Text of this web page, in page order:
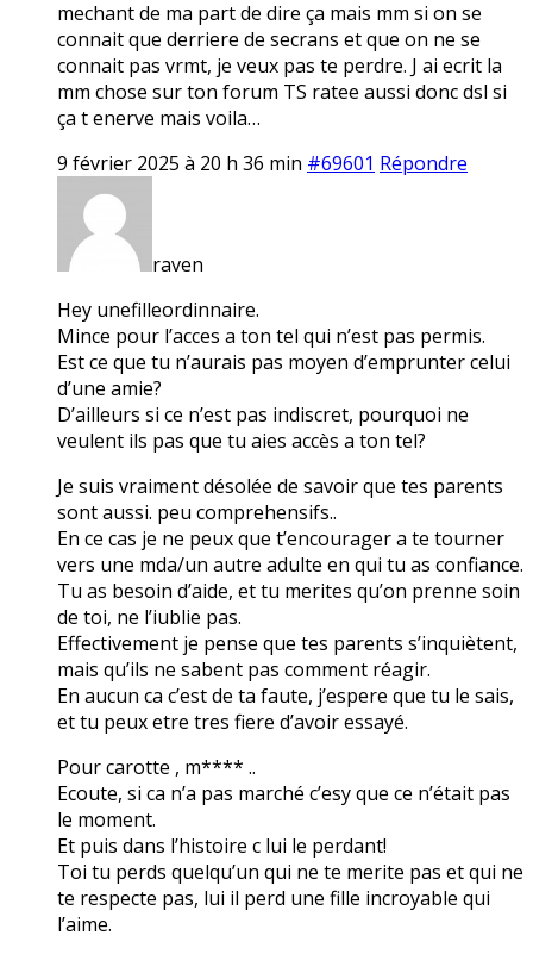
mechant de ma part de dire ça mais mm si on se
connait que derriere de secrans et que on ne se
connait pas vrmt, je veux pas te perdre. J ai ecrit la
mm chose sur ton forum TS ratee aussi donc dsl si
ça t enerve mais voila…
9 février 2025 à 20 h 36 min #69601 Répondre
raven
Hey unefilleordinnaire.
Mince pour l’acces a ton tel qui n’est pas permis.
Est ce que tu n’aurais pas moyen d’emprunter celui
d’une amie?
D’ailleurs si ce n’est pas indiscret, pourquoi ne
veulent ils pas que tu aies accès a ton tel?
Je suis vraiment désolée de savoir que tes parents
sont aussi. peu comprehensifs..
En ce cas je ne peux que t’encourager a te tourner
vers une mda/un autre adulte en qui tu as confiance.
Tu as besoin d’aide, et tu merites qu’on prenne soin
de toi, ne l’iublie pas.
Effectivement je pense que tes parents s’inquiètent,
mais qu’ils ne sabent pas comment réagir.
En aucun ca c’est de ta faute, j’espere que tu le sais,
et tu peux etre tres fiere d’avoir essayé.
Pour carotte , m**** ..
Ecoute, si ca n’a pas marché c’esy que ce n’était pas
le moment.
Et puis dans l’histoire c lui le perdant!
Toi tu perds quelqu’un qui ne te merite pas et qui ne
te respecte pas, lui il perd une fille incroyable qui
l’aime.